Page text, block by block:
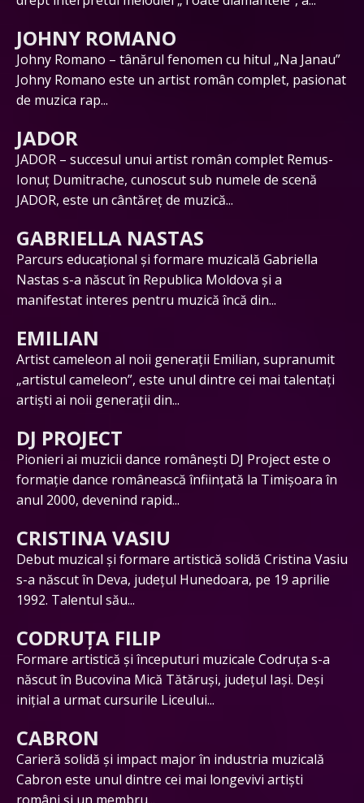
JOHNY ROMANO
Johny Romano – tânărul fenomen cu hitul „Na Janau”
Johny Romano este un artist român complet, pasionat
de muzica rap...
JADOR
JADOR – succesul unui artist român complet Remus-
Ionuț Dumitrache, cunoscut sub numele de scenă
JADOR, este un cântăreț de muzică...
GABRIELLA NASTAS
Parcurs educațional și formare muzicală Gabriella
Nastas s-a născut în Republica Moldova și a
manifestat interes pentru muzică încă din...
EMILIAN
Artist cameleon al noii generații Emilian, supranumit
„artistul cameleon”, este unul dintre cei mai talentați
artiști ai noii generații din...
DJ PROJECT
Pionieri ai muzicii dance românești DJ Project este o
formație dance românească înființată la Timișoara în
anul 2000, devenind rapid...
CRISTINA VASIU
Debut muzical și formare artistică solidă Cristina Vasiu
s-a născut în Deva, județul Hunedoara, pe 19 aprilie
1992. Talentul său...
CODRUȚA FILIP
Formare artistică și începuturi muzicale Codruța s-a
născut în Bucovina Mică Tătăruși, județul Iași. Deși
inițial a urmat cursurile Liceului...
CABRON
Carieră solidă și impact major în industria muzicală
Cabron este unul dintre cei mai longevivi artiști
români și un membru...